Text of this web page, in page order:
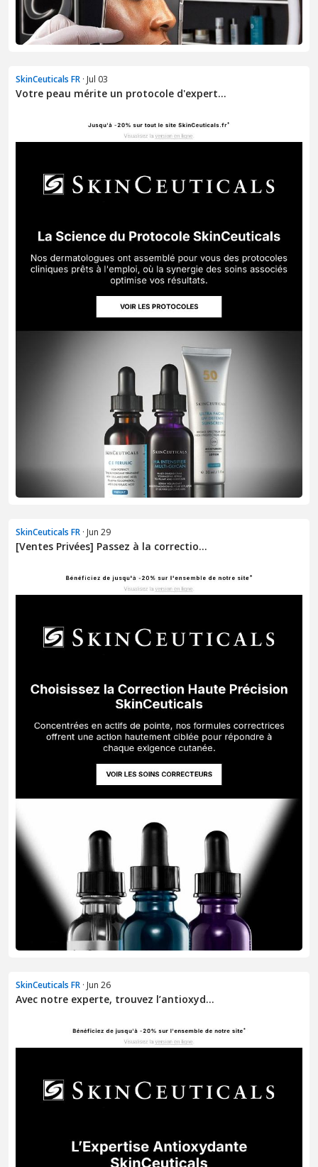
SkinCeuticals FR · Jul 03
Votre peau mérite un protocole d'expert...
SkinCeuticals FR · Jun 29
[Ventes Privées] Passez à la correctio...
SkinCeuticals FR · Jun 26
Avec notre experte, trouvez l’antioxyd...